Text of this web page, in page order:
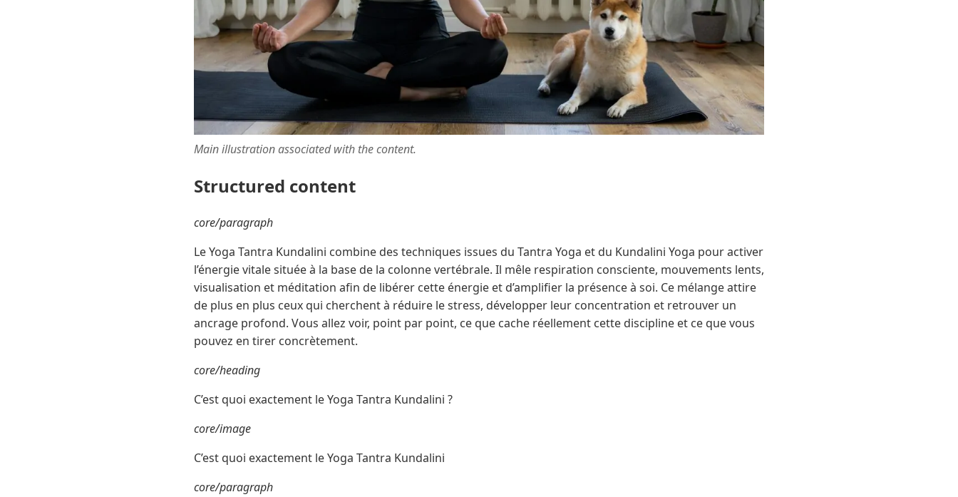
Main illustration associated with the content.
Structured content
core/paragraph
Le Yoga Tantra Kundalini combine des techniques issues du Tantra Yoga et du Kundalini Yoga pour activer
l’énergie vitale située à la base de la colonne vertébrale. Il mêle respiration consciente, mouvements lents,
visualisation et méditation afin de libérer cette énergie et d’amplifier la présence à soi. Ce mélange attire
de plus en plus ceux qui cherchent à réduire le stress, développer leur concentration et retrouver un
ancrage profond. Vous allez voir, point par point, ce que cache réellement cette discipline et ce que vous
pouvez en tirer concrètement.
core/heading
C’est quoi exactement le Yoga Tantra Kundalini ?
core/image
C’est quoi exactement le Yoga Tantra Kundalini
core/paragraph